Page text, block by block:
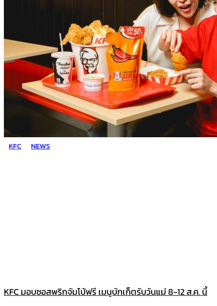
KFC NEWS
KFC มอบซอสพริกจัมโบ้ฟรี เมนูบักเก็ตรับวันแม่ 8-12 ส.ค. นี้